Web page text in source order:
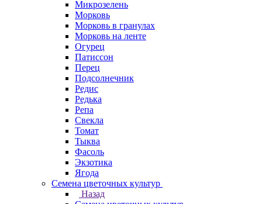
Микрозелень
Морковь
Морковь в гранулах
Морковь на ленте
Огурец
Патиссон
Перец
Подсолнечник
Редис
Редька
Репа
Свекла
Томат
Тыква
Фасоль
Экзотика
Ягода
Семена цветочных культур
Назад